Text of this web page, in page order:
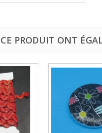
PRODUIT ONT